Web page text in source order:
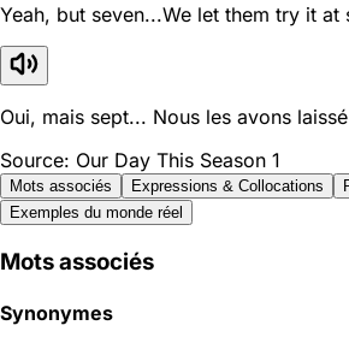
Yeah, but seven...We let them try it at
Oui, mais sept... Nous les avons
Source: Our Day This Season 1
Mots associés Expressions & Collocations
Exemples du monde réel
Mots associés
Synonymes